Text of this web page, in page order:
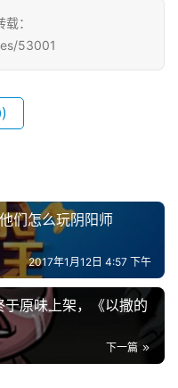
：
53001
们怎么玩阴阳师
2017年1月12日 4:57 下午
原味上架，《以撒的
下一篇